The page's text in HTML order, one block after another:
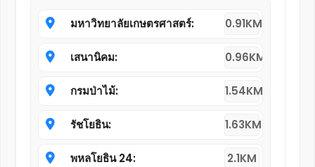
มหาวิทยาลัยเกษตรศาสตร์: 0.91KM
เสนานิคม: 0.96KM
กรมป่าไม้: 1.54KM
รัชโยธิน: 1.63KM
พหลโยธิน 24: 2.1KM